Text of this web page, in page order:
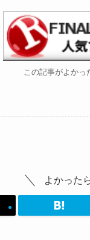
この記事がよかっ
よかった